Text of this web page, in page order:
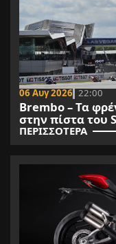
06 Αυγ 2026 22:00
Brembo – Τα
στην πίστα του
ΠΕΡΙΣΣΟΤΕΡΑ